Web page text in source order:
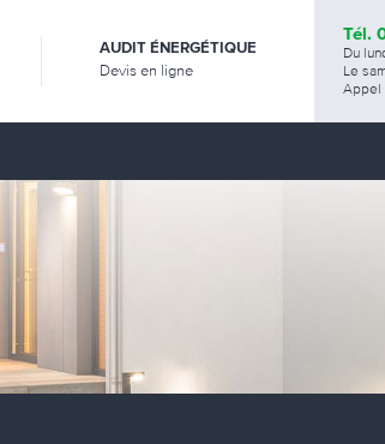
AUDIT ÉNERGÉTIQUE
Devis en ligne
Tél.
Du
Le
Appel